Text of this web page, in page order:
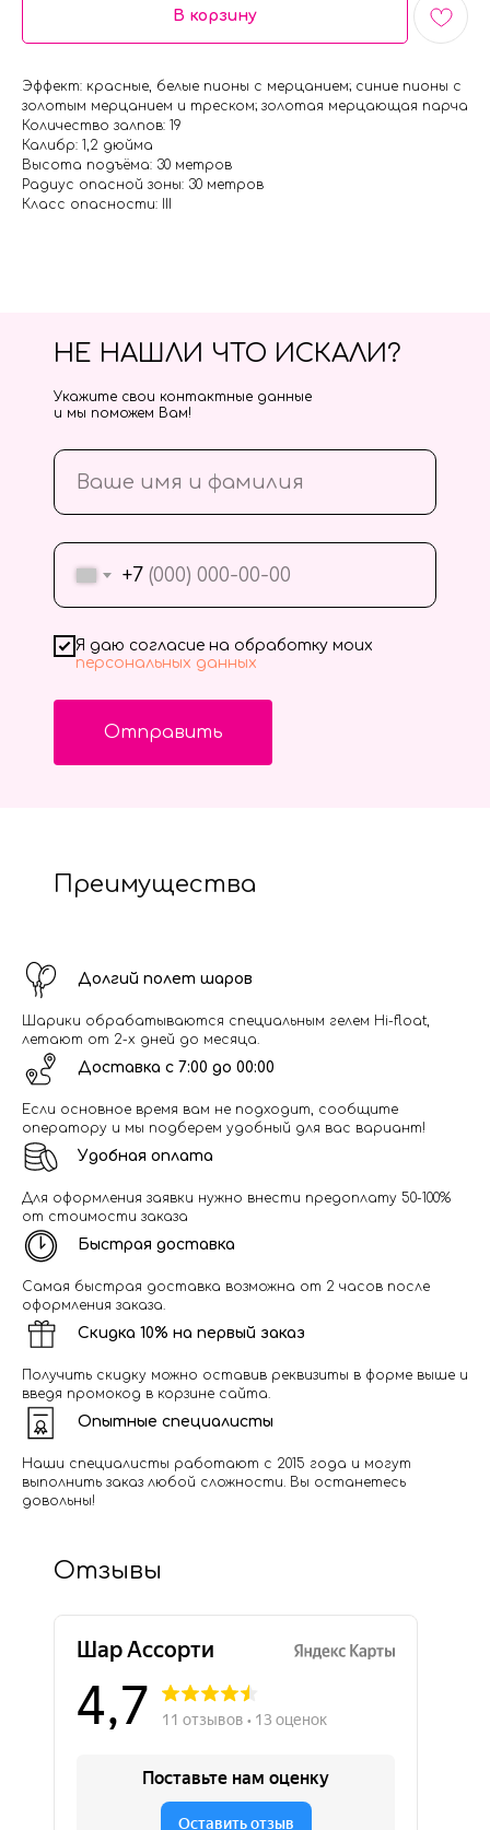
В корзину
Эффект: красные, белые пионы с мерцанием; синие пионы с
золотым мерцанием и треском; золотая мерцающая парча
Количество залпов: 19
Калибр: 1,2 дюйма
Высота подъёма: 30 метров
Радиус опасной зоны: 30 метров
Класс опасности: III
+7
Я даю согласие на обработку моих
персональных данных
Отправить
НЕ НАШЛИ ЧТО ИСКАЛИ?
Укажите свои контактные данные
и мы поможем Вам!
Преимущества
Долгий полет шаров
Шарики обрабатываются специальным гелем Hi-float,
летают от 2-х дней до месяца.
Доставка с 7:00 до 00:00
Если основное время вам не подходит, сообщите
оператору и мы подберем удобный для вас вариант!
Удобная оплата
Для оформления заявки нужно внести предоплату 50-100%
от стоимости заказа
Быстрая доставка
Самая быстрая доставка возможна от 2 часов после
оформления заказа.
Скидка 10% на первый заказ
Получить скидку можно оставив реквизиты в форме выше и
введя промокод в корзине сайта.
Опытные специалисты
Наши специалисты работают с 2015 года и могут
выполнить заказ любой сложности. Вы останетесь
довольны!
Отзывы